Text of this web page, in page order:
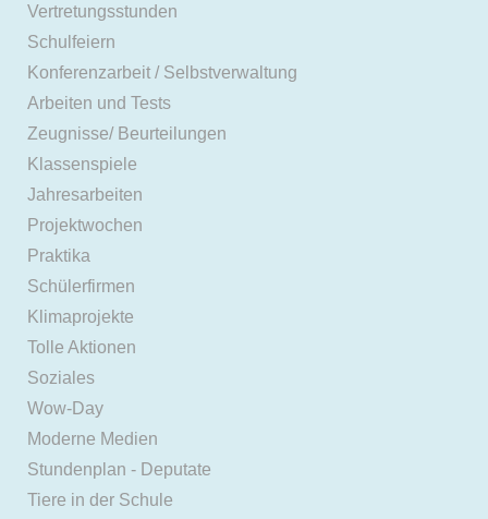
Vertretungsstunden
Schulfeiern
Konferenzarbeit / Selbstverwaltung
Arbeiten und Tests
Zeugnisse/ Beurteilungen
Klassenspiele
Jahresarbeiten
Projektwochen
Praktika
Schülerfirmen
Klimaprojekte
Tolle Aktionen
Soziales
Wow-Day
Moderne Medien
Stundenplan - Deputate
Tiere in der Schule